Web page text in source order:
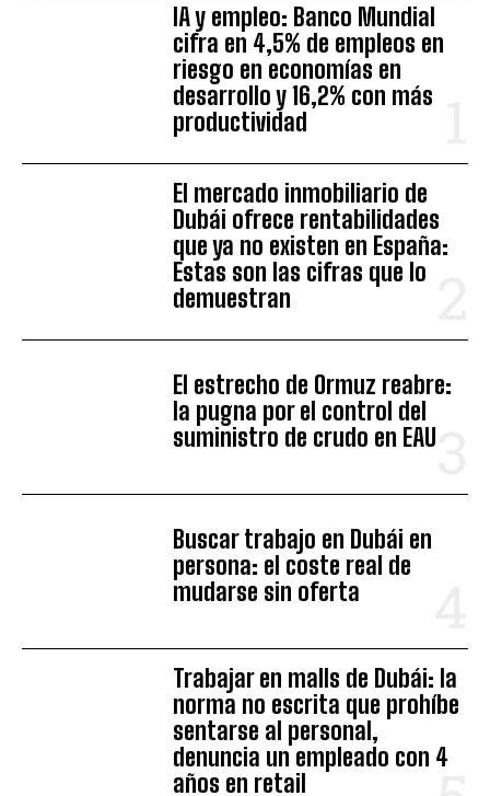
IA y empleo: Banco Mundial
cifra en 4,5% de empleos en
riesgo en economías en
desarrollo y 16,2% con más
productividad
El mercado inmobiliario de
Dubái ofrece rentabilidades
que ya no existen en España:
Estas son las cifras que lo
demuestran
El estrecho de Ormuz reabre:
la pugna por el control del
suministro de crudo en EAU
Buscar trabajo en Dubái en
persona: el coste real de
mudarse sin oferta
Trabajar en malls de Dubái: la
norma no escrita que prohíbe
sentarse al personal,
denuncia un empleado con 4
años en retail